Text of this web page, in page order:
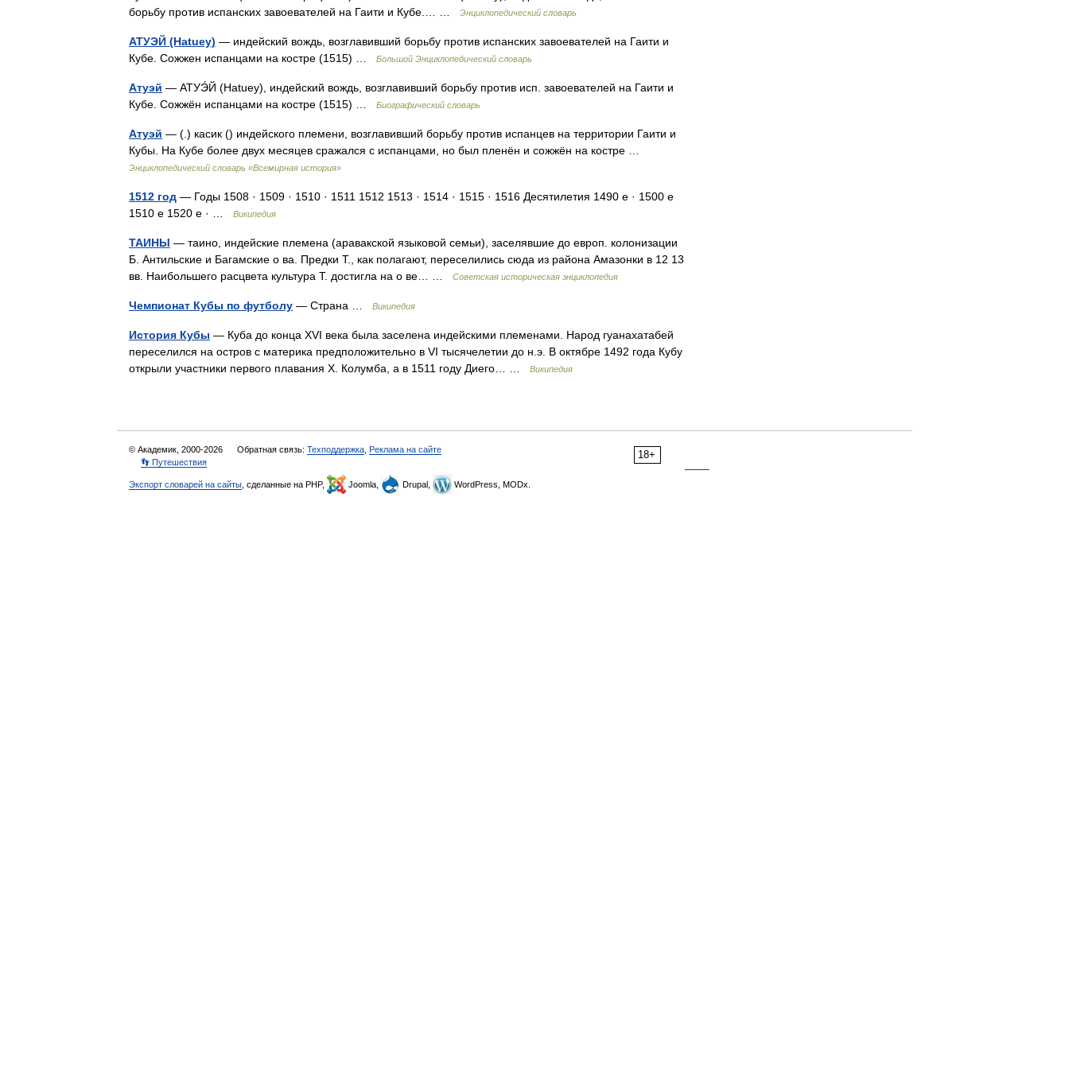
борьбу против испанских завоевателей на Гаити и Кубе.… …
Энциклопедический словарь
АТУЭЙ (Hatuey) — индейский вождь, возглавивший борьбу против испанских завоевателей на Гаити и
Кубе. Сожжен испанцами на костре (1515) …
Большой Энциклопедический словарь
Атуэй — АТУЭ́Й (Hatuey), индейский вождь, возглавивший борьбу против исп. завоевателей на Гаити и
Кубе. Сожжён испанцами на костре (1515) …
Биографический словарь
Атуэй — (.) касик () индейского племени, возглавивший борьбу против испанцев на территории Гаити и
Кубы. На Кубе более двух месяцев сражался с испанцами, но был пленён и сожжён на костре …
Энциклопедический словарь «Всемирная история»
1512 год — Годы 1508 · 1509 · 1510 · 1511 1512 1513 · 1514 · 1515 · 1516 Десятилетия 1490 е · 1500 е
1510 е 1520 е · …
Википедия
ТАИНЫ — таино, индейские племена (аравакской языковой семьи), заселявшие до европ. колонизации
Б. Антильские и Багамские о ва. Предки Т., как полагают, переселились сюда из района Амазонки в 12 13
вв. Наибольшего расцвета культура Т. достигла на о ве… …
Советская историческая энциклопедия
Чемпионат Кубы по футболу — Страна … Википедия
История Кубы — Куба до конца XVI века была заселена индейскими племенами. Народ гуанахатабей
переселился на остров с материка предположительно в VI тысячелетии до н.э. В октябре 1492 года Кубу
открыли участники первого плавания Х. Колумба, а в 1511 году Диего… …
Википедия
18+
© Академик, 2000-2026 Обратная связь: Техподдержка Реклама на сайте
👣 Путешествия
Экспорт словарей на сайты , сделанные на PHP, Joomla, Drupal, WordPress, MODx.